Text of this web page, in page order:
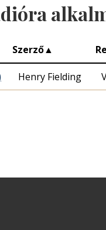
Szerző▲
Henry Fielding